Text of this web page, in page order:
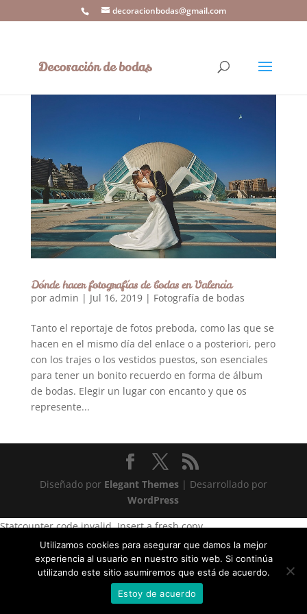
decoracionbodas@gmail.com
Dónde hacer fotografías de bodas en Valencia
por admin | Jul 16, 2019| Fotografía de bodas
Tanto el reportaje de fotos preboda, como las que se
hacen en el mismo día del enlace o a posteriori, pero
con los trajes o los vestidos puestos, son esenciales
para tener un bonito recuerdo en forma de álbum
de bodas. Elegir un lugar con encanto y que os
represente...
Diseñado por Elegant Themes| Desarrollado por
WordPress
Statcounter code invalid. Insert a fresh copy.
Utilizamos cookies para asegurar que damos la mejor
experiencia al usuario en nuestro sitio web. Si continúa
utilizando este sitio asumiremos que está de acuerdo.
Estoy de acuerdo